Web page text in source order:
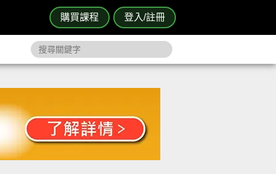
購買課程 登入/註冊